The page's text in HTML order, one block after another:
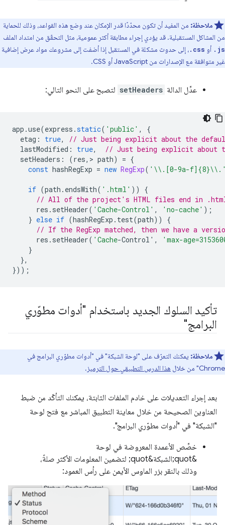
ملاحظة: من المفيد أن تكون محدّدًا قدر الإمكان عند وضع هذه القواعد، وذلك للحماية
من المشاكل المستقبلية. قد يؤدي إجراء مطابقة أكثر عمومية، مثل التحقّق من امتداد الملف
.js أو .css، إلى حدوث مشكلة في المستقبل إذا أضفت إلى مشروعك مواد عرض إضافية
غير متوافقة مع الإصدارات من JavaScript أو CSS.
عدِّل الدالة setHeaders لتصبح على النحو التالي:
app .use(express .static( 'public' ,
{
etag : true,
// Just being explicit about the
lastModified : true,
// Just being explicit about
setHeaders : (res, > path) = {
const hashRegExp = new RegExp( '\\.[0-9a-
if (path . endsWith( '.html' ))
{
// All of the project's HTML files end in
res . setHeader( 'Cache-Control' , 'no-cache' );
} else if (hashRegExp . test(path))
{
// If the RegExp matched, then we have a
res . setHeader( 'Cache-Control' ,
'max-
}
},
}));
تأكيد السلوك الجديد باستخدام "أدوات مطوّري
البرامج"
ملاحظة: يمكنك التعرّف على "لوحة الشبكة" في "أدوات مطوّري البرامج في
Chrome" من خلال
هذا الدرس التطبيقي حول الترميز.
بعد إجراء التعديلات على خادم الملفات الثابتة، يمكنك التأكّد من ضبط
العناوين الصحيحة من خلال معاينة التطبيق المباشر مع فتح لوحة
"الشبكة" في "أدوات مطوّري البرامج".
خصِّص الأعمدة المعروضة في لوحة
&quot;الشبكة&quot; لتضمين المعلومات الأكثر صلةً،
وذلك بالنقر بزر الماوس الأيمن على رأس العمود: